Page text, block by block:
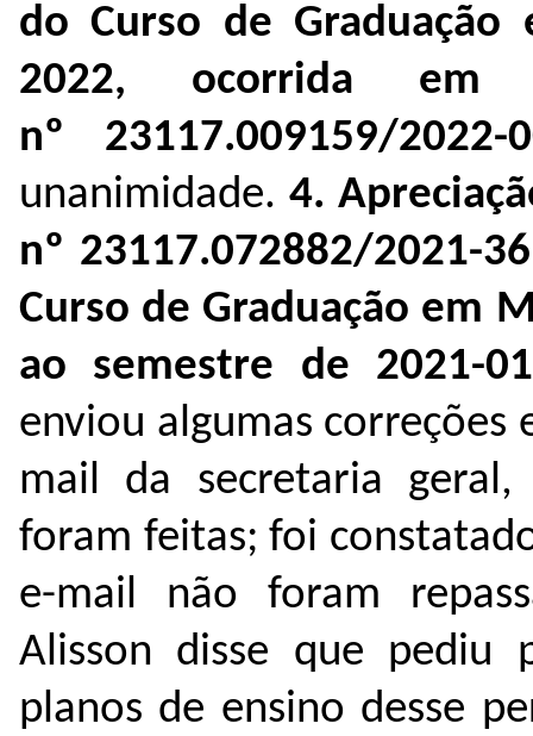
do Curso de Graduação
2022, ocorrida em
nº 23117.009159/2022-
unanimidade.4.
nº 23117.072882/2021-
Curso de Graduação em
ao semestre de 2021-
enviou algumas correções
mail da secretaria
foram feitas; foi
e-mail não foram
Alisson disse que pediu
planos de ensino desse